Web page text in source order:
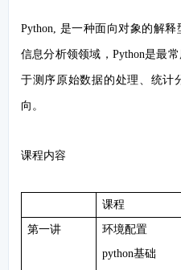
Python, 是一种面向对象的解
信息分析领领域，Python是最
于测序原始数据的处理、统计
向。
课程内容
课程
第一讲
环境配置
python基础